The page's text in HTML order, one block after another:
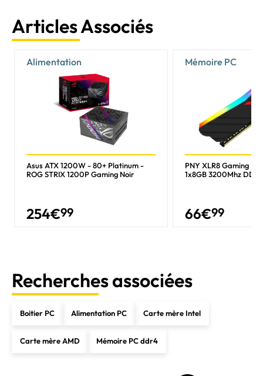
Articles Associés
Alimentation
Asus ATX 1200W - 80+ Platinum -
ROG STRIX 1200P Gaming Noir
254€99
Mémoire PC
PNY XLR8 Gaming
1x8GB 3200Mhz
66€99
Recherches associées
Boitier PC Alimentation PC Carte mère Intel
Carte mère AMD Mémoire PC ddr4